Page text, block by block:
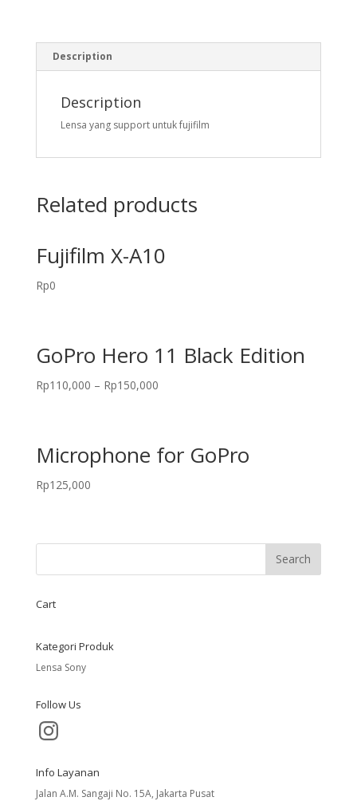
Description
Description
Lensa yang support untuk fujifilm
Related products
Fujifilm X-A10
Rp0
GoPro Hero 11 Black Edition
Rp110,000 – Rp150,000
Microphone for GoPro
Rp125,000
Cart
Kategori Produk
Lensa Sony
Follow Us
Instagram
Info Layanan
Jalan A.M. Sangaji No. 15A, Jakarta Pusat